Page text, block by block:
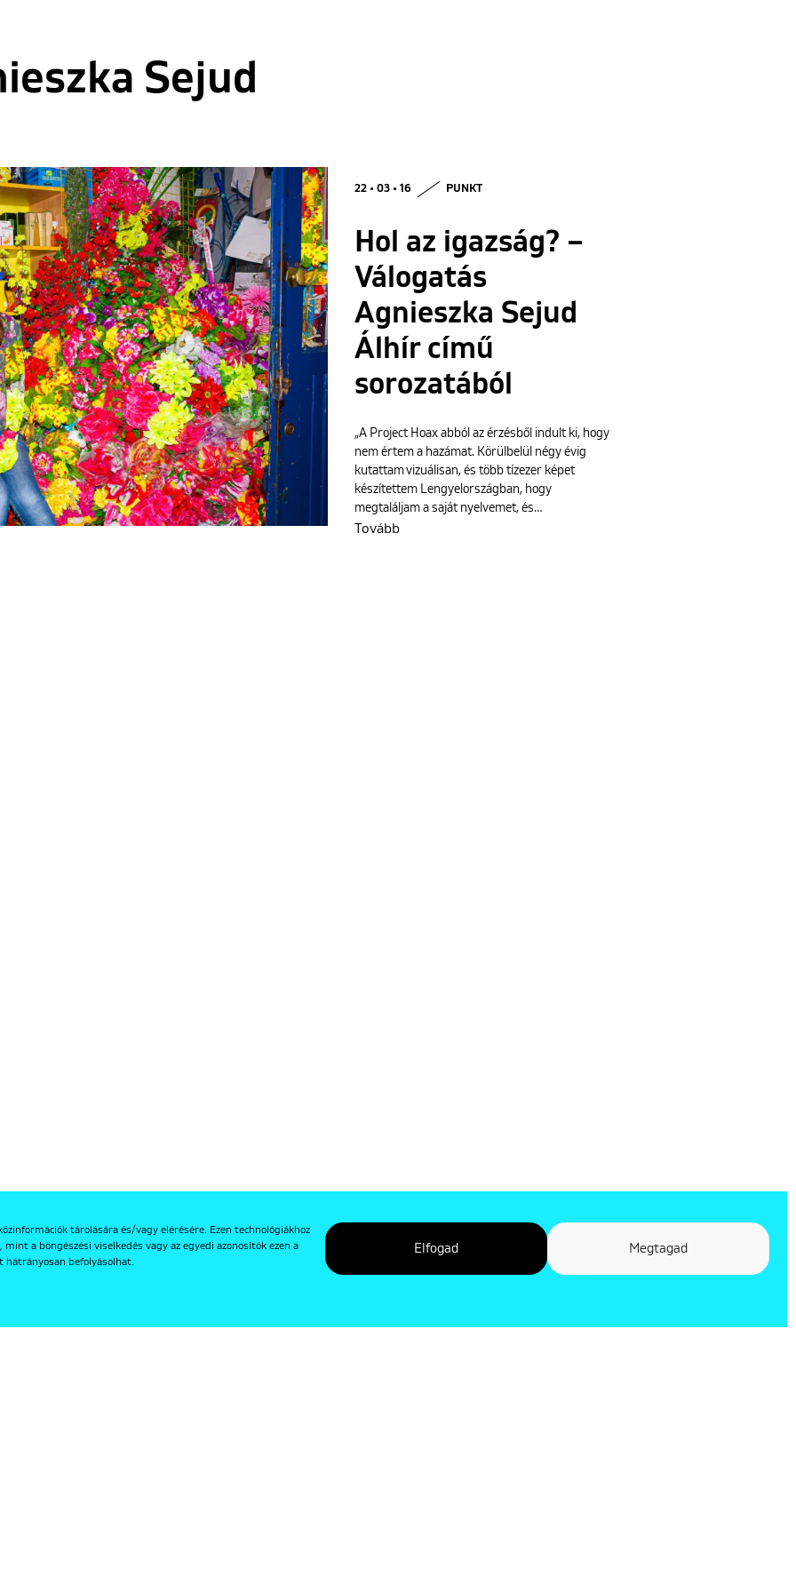
tárolására és/vagy elérésére. Ezen technológiákhoz
a böngészési viselkedés vagy az egyedi azonosítók ezen a
hátrányosan befolyásolhat.
Elfogad Megtagad
Sejud
22 • 03 • 16 PUNKT
Hol az igazság? –
Válogatás
Agnieszka Sejud
Álhír című
sorozatából
„A Project Hoax abból az érzésből indult ki, hogy
nem értem a hazámat. Körülbelül négy évig
kutattam vizuálisan, és több tízezer képet
készítettem Lengyelországban, hogy
megtaláljam a saját nyelvemet, és…
Tovább